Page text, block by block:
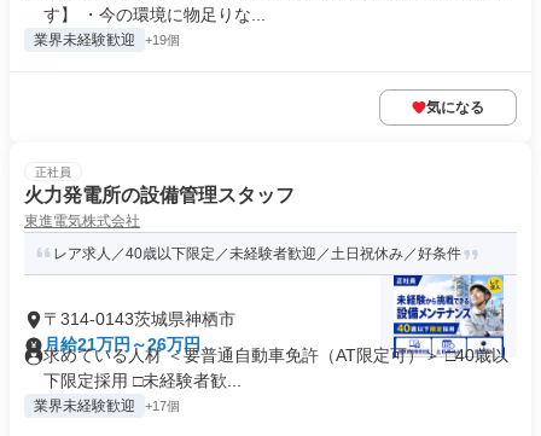
す】 ・今の環境に物足りな...
業界未経験歓迎 +19個
気になる
正社員
火力発電所の設備管理スタッフ
東進電気株式会社
レア求人／40歳以下限定／未経験者歓迎／土日祝休み／好条件
〒314-0143茨城県神栖市
月給21万円～26万円
求めている人材 ＜要普通自動車免許（AT限定可）＞ □40歳以
下限定採用 □未経験者歓...
業界未経験歓迎 +17個